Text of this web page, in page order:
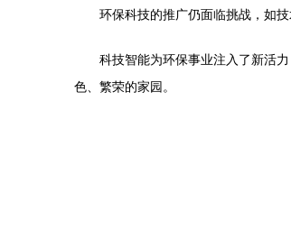
环保科技的推广仍面临挑战，如
科技智能为环保事业注入了新活
色、繁荣的家园。